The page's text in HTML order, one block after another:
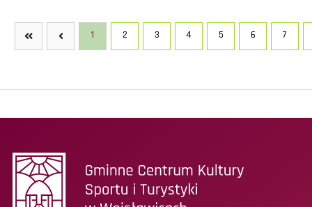
DJ!
1 2 3 4 5 6 7